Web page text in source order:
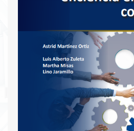
amplios de tiempo, los ciclos
de los ciclos económicos.
esfuerzos por reducir el
mantener una buena
resultan prioritarios dentro
con el fin de facilitar la
niveles de bienestar social y
crecimiento económico.